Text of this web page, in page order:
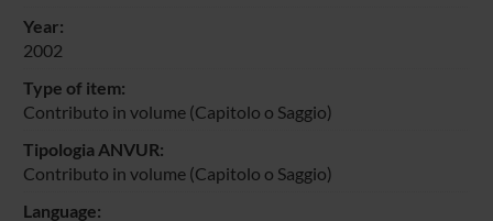
Year:
2002
Type of item:
Contributo in volume (Capitolo o Saggio)
Tipologia ANVUR:
Contributo in volume (Capitolo o Saggio)
Language: